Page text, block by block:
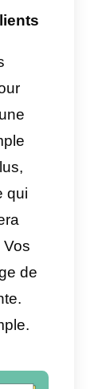
la
devient
de
investit
investit
et la
plus